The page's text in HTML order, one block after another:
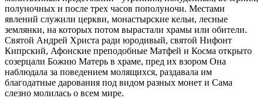
полуночных и после трех часов пополуночи. Местами
явлений служили церкви, монастырские кельи, лесные
землянки, на которых потом вырастали храмы или обители.
Святой Андрей Христа ради юродивый, святой Нифонт
Кипрский, Афонские преподобные Матфей и Косма открыто
созерцали Божию Матерь в храме, пред их взором Она
наблюдала за поведением молящихся, раздавала им
благодатные дарования под видом разных монет и Сама
слезно молилась о всем мире.